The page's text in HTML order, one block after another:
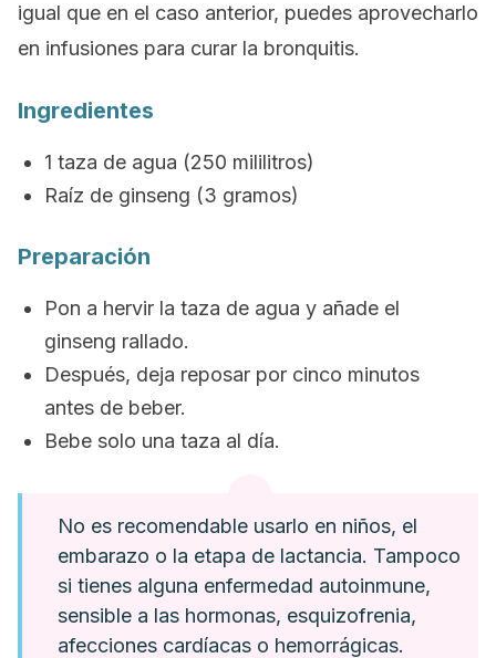
igual que en el caso anterior, puedes aprovecharlo
en infusiones para curar la bronquitis.
Ingredientes
1 taza de agua (250 mililitros)
Raíz de ginseng (3 gramos)
Preparación
Pon a hervir la taza de agua y añade el
ginseng rallado.
Después, deja reposar por cinco minutos
antes de beber.
Bebe solo una taza al día.
No es recomendable usarlo en niños, el
embarazo o la etapa de lactancia. Tampoco
si tienes alguna enfermedad autoinmune,
sensible a las hormonas, esquizofrenia,
afecciones cardíacas o hemorrágicas.